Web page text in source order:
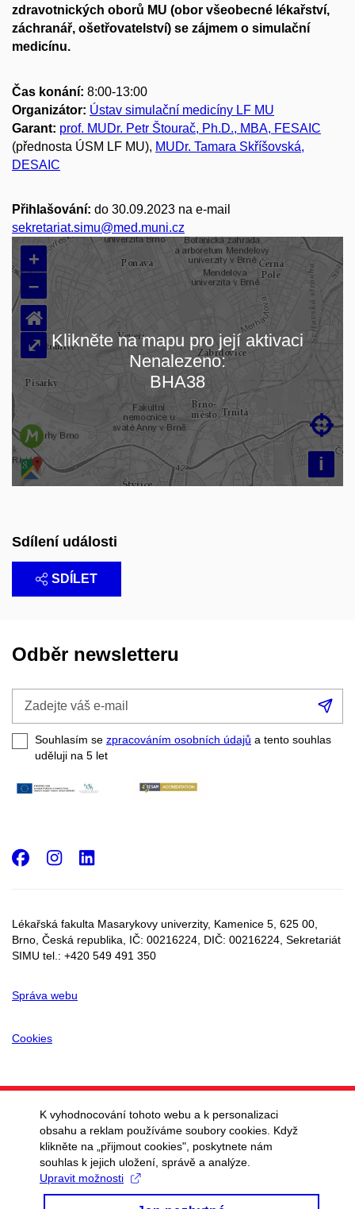
zdravotnických oborů MU (obor všeobecné lékařství,
záchranář, ošetřovatelství) se zájmem o simulační
medicínu.
Čas konání: 8:00-13:00
Organizátor: Ústav simulační medicíny LF MU
Garant: prof. MUDr. Petr Štourač, Ph.D., MBA, FESAIC
(přednosta ÚSM LF MU), MUDr. Tamara Skříšovská,
DESAIC
Přihlašování: do 30.09.2023 na e-mail
sekretariat.simu@med.muni.cz
Načítám mapu…
+
–
i

⌂
⤢ Klikněte na mapu pro její aktivaci
Nenalezeno:
BHA38
Sdílení události
SDÍLET
Odběr newsletteru
e-
mail
Souhlasím se zpracováním osobních údajů a tento souhlas
uděluji na 5 let
Lékařská fakulta Masarykovy univerzity, Kamenice 5, 625 00,
Brno, Česká republika, IČ: 00216224 , DIČ: 00216224, Sekretariát
SIMU tel.: +420 549 491 350
Správa webu
Cookies
Facebook
Instagram
LinkedIn
K vyhodnocování tohoto webu a k personalizaci
obsahu a reklam používáme soubory cookies. Když
klikněte na „přijmout cookies", poskytnete nám
souhlas k jejich uložení, správě a analýze.
Upravit možnosti